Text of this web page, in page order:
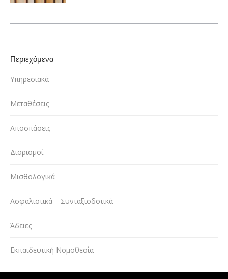
Περιεχόμενα
Υπηρεσιακά
Μεταθέσεις
Αποσπάσεις
Διορισμοί
Μισθολογικά
Ασφαλιστικά – Συνταξιοδοτικά
Άδειες
Εκπαιδευτική Νομοθεσία